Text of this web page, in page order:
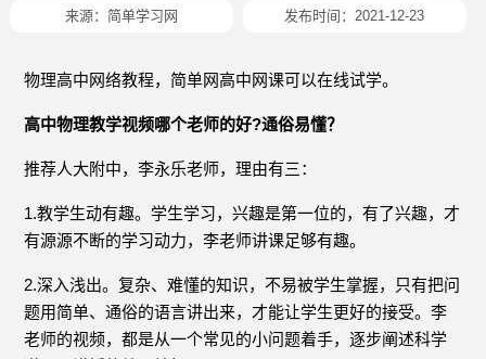
来源：简单学习网 发布时间：2021-12-23
物理高中网络教程，简单网高中网课可以在线试学。
高中物理教学视频哪个老师的好?通俗易懂？
推荐人大附中，李永乐老师，理由有三：
1.教学生动有趣。学生学习，兴趣是第一位的，有了兴趣，才
有源源不断的学习动力，李老师讲课足够有趣。
2.深入浅出。复杂、难懂的知识，不易被学生掌握，只有把问
题用简单、通俗的语言讲出来，才能让学生更好的接受。李
老师的视频，都是从一个常见的小问题着手，逐步阐述科学